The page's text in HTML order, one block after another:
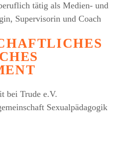
tätig als Medien- und
Supervisorin und Coach
bei Trude e.V.
Sexualpädagogik